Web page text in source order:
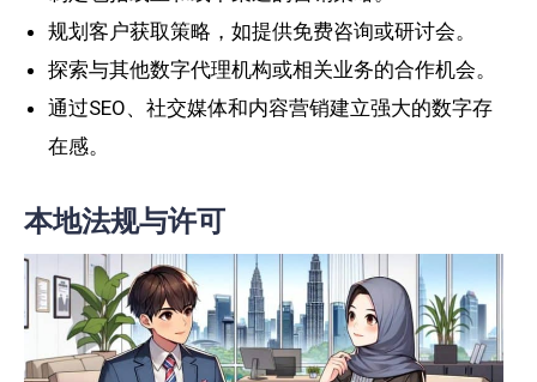
规划客户获取策略，如提供免费咨询或研讨会。
探索与其他数字代理机构或相关业务的合作机会。
通过SEO、社交媒体和内容营销建立强大的数字存
在感。
本地法规与许可